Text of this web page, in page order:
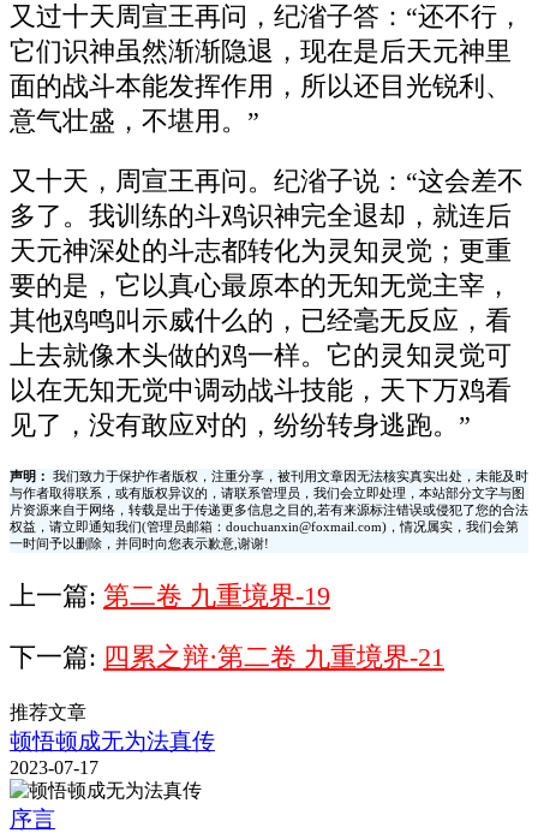
又过十天周宣王再问，纪渻子答：“还不行，
它们识神虽然渐渐隐退，现在是后天元神里
面的战斗本能发挥作用，所以还目光锐利、
意气壮盛，不堪用。”
又十天，周宣王再问。纪渻子说：“这会差不
多了。我训练的斗鸡识神完全退却，就连后
天元神深处的斗志都转化为灵知灵觉；更重
要的是，它以真心最原本的无知无觉主宰，
其他鸡鸣叫示威什么的，已经毫无反应，看
上去就像木头做的鸡一样。它的灵知灵觉可
以在无知无觉中调动战斗技能，天下万鸡看
见了，没有敢应对的，纷纷转身逃跑。”
声明：
我们致力于保护作者版权，注重分享，被刊用文章因无法核实真实出处，未能及时
与作者取得联系，或有版权异议的，请联系管理员，我们会立即处理，本站部分文字与图
片资源来自于网络，转载是出于传递更多信息之目的,若有来源标注错误或侵犯了您的合法
权益，请立即通知我们(管理员邮箱：douchuanxin@foxmail.com)，情况属实，我们会第
一时间予以删除，并同时向您表示歉意,谢谢!
上一篇: 第二卷 九重境界-19
下一篇: 四累之辩·第二卷 九重境界-21
推荐文章
顿悟顿成无为法真传
2023-07-17
序言